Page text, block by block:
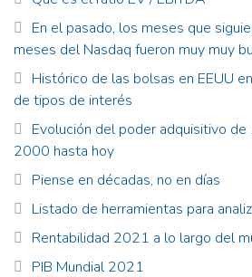
En el pasado, los meses que
meses del Nasdaq fueron muy muy
Histórico de las bolsas en EEUU
de tipos de interés
Evolución del poder adquisitivo
2000 hasta hoy
Piense en décadas, no en días
Listado de herramientas para
Rentabilidad 2021 a lo largo del
PIB Mundial 2021